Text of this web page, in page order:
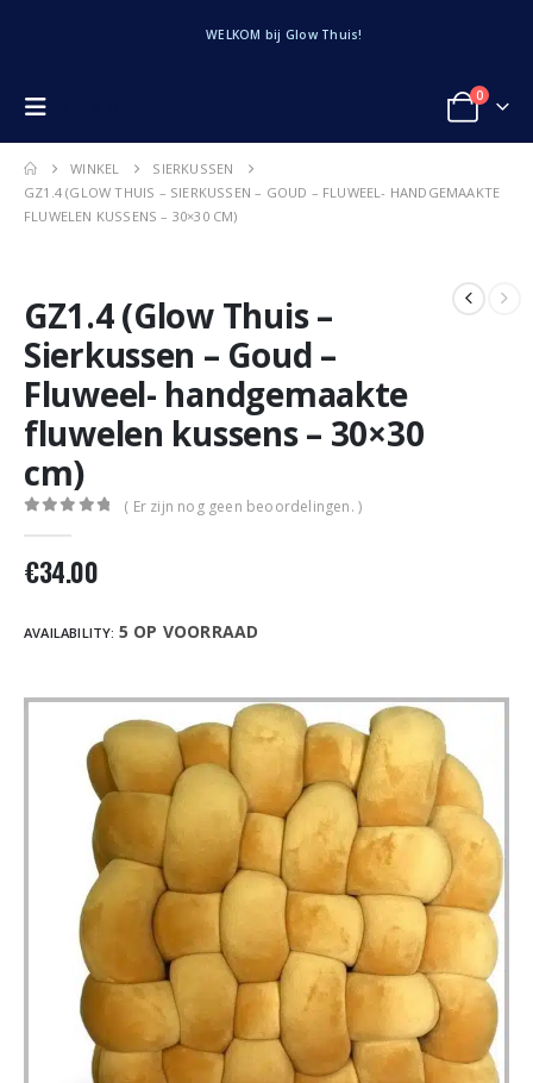
WELKOM bij Glow Thuis!
0
WINKEL
SIERKUSSEN
GZ1.4 (GLOW THUIS – SIERKUSSEN – GOUD – FLUWEEL- HANDGEMAAKTE
FLUWELEN KUSSENS – 30×30 CM)
GZ1.4 (Glow Thuis –
Sierkussen – Goud –
Fluweel- handgemaakte
fluwelen kussens – 30×30
cm)
( Er zijn nog geen beoordelingen. )
€34.00
AVAILABILITY: 5 OP VOORRAAD